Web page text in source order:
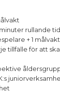
rullande
+ 1 målvakt
tillfälle för att